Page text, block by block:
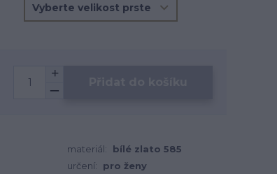
materiál:
bílé zlato 585
určení:
pro ženy